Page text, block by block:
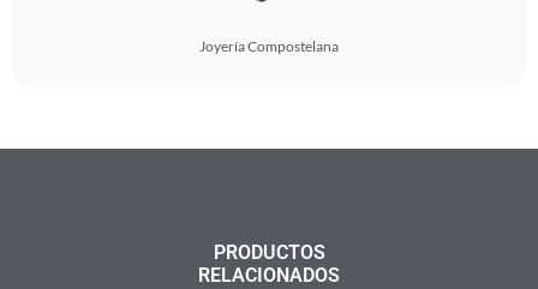
Joyería Compostelana
PRODUCTOS
RELACIONADOS